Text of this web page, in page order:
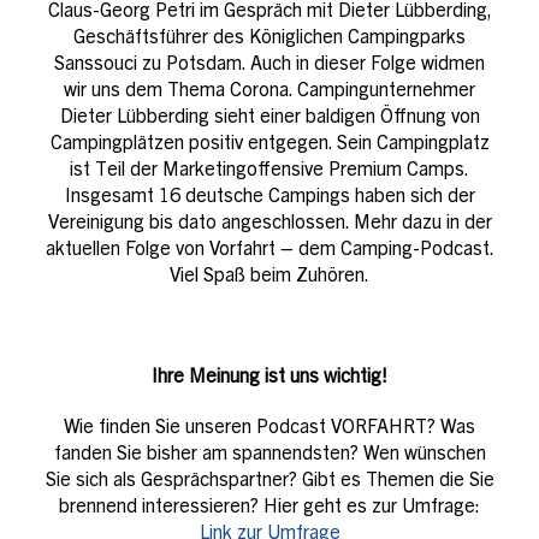
Claus-Georg Petri im Gespräch mit Dieter Lübberding,
Geschäftsführer des Königlichen Campingparks
Sanssouci zu Potsdam. Auch in dieser Folge widmen
wir uns dem Thema Corona. Campingunternehmer
Dieter Lübberding sieht einer baldigen Öffnung von
Campingplätzen positiv entgegen. Sein Campingplatz
ist Teil der Marketingoffensive Premium Camps.
Insgesamt 16 deutsche Campings haben sich der
Vereinigung bis dato angeschlossen. Mehr dazu in der
aktuellen Folge von Vorfahrt – dem Camping-Podcast.
Viel Spaß beim Zuhören.
Ihre Meinung ist uns wichtig!
Wie finden Sie unseren Podcast VORFAHRT? Was
fanden Sie bisher am spannendsten? Wen wünschen
Sie sich als Gesprächspartner? Gibt es Themen die Sie
brennend interessieren? Hier geht es zur Umfrage:
Link zur Umfrage